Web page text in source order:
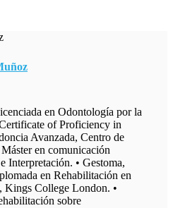
en Odontología por la
of Proficiency in
Avanzada, Centro de
en comunicación
Interpretación. • Gestoma,
en Rehabilitación en
Kings College London. •
sobre